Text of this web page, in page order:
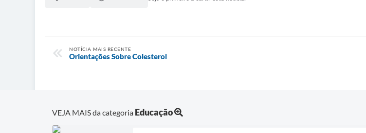
NOTÍCIA MAIS RECENTE
Orientações Sobre Colesterol
VEJA MAIS da categoria Educação